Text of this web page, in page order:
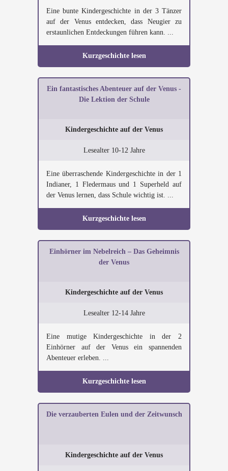
Eine bunte Kindergeschichte in der 3 Tänzer
auf der Venus entdecken, dass Neugier zu
erstaunlichen Entdeckungen führen kann. ...
Kurzgeschichte lesen
Ein fantastisches Abenteuer auf der Venus -
Die Lektion der Schule
Kindergeschichte auf der Venus
Lesealter 10-12 Jahre
Eine überraschende Kindergeschichte in der 1
Indianer, 1 Fledermaus und 1 Superheld auf
der Venus lernen, dass Schule wichtig ist. ...
Kurzgeschichte lesen
Einhörner im Nebelreich – Das Geheimnis
der Venus
Kindergeschichte auf der Venus
Lesealter 12-14 Jahre
Eine mutige Kindergeschichte in der 2
Einhörner auf der Venus ein spannenden
Abenteuer erleben. ...
Kurzgeschichte lesen
Die verzauberten Eulen und der Zeitwunsch
Kindergeschichte auf der Venus